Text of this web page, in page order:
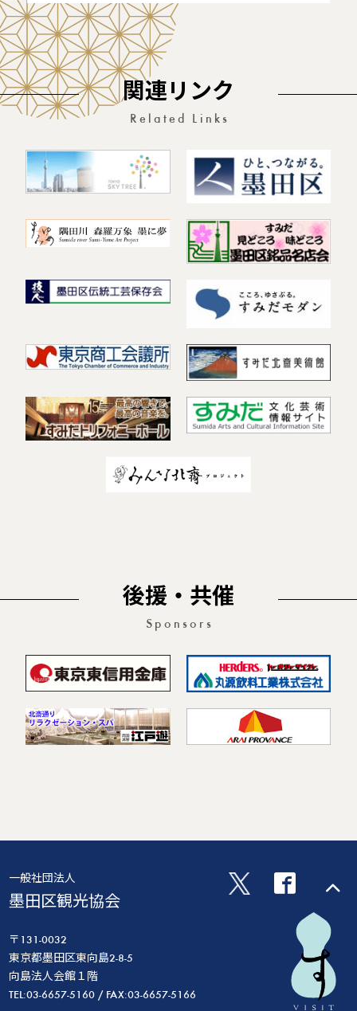
関連リンク
Related Links
後援・共催
Sponsors
一般社団法人
墨田区観光協会
〒131-0032
東京都墨田区東向島2-8-5
向島法人会館１階
TEL:03-6657-5160 / FAX:03-6657-5166